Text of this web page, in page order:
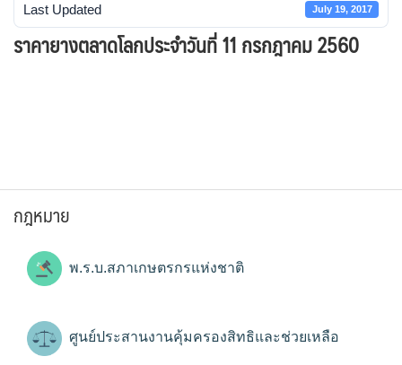
Search
Last Updated July 19, 2017
ราคายางตลาดโลกประจําวันที่ 11 กรกฎาคม 2560
กฎหมาย
พ.ร.บ.สภาเกษตรกรแห่งชาติ
ศูนย์ประสานงานคุ้มครองสิทธิและช่วยเหลือ